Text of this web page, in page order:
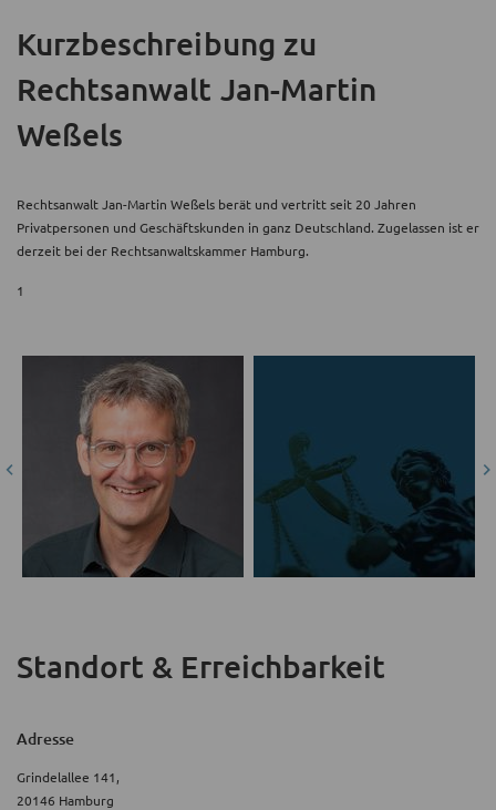
Kurzbeschreibung zu
Rechtsanwalt Jan-Martin
Weßels
Rechtsanwalt Jan-Martin Weßels berät und vertritt seit 20 Jahren
Privatpersonen und Geschäftskunden in ganz Deutschland. Zugelassen ist er
derzeit bei der Rechtsanwaltskammer Hamburg.
1
Standort & Erreichbarkeit
Adresse
Grindelallee 141,
20146 Hamburg